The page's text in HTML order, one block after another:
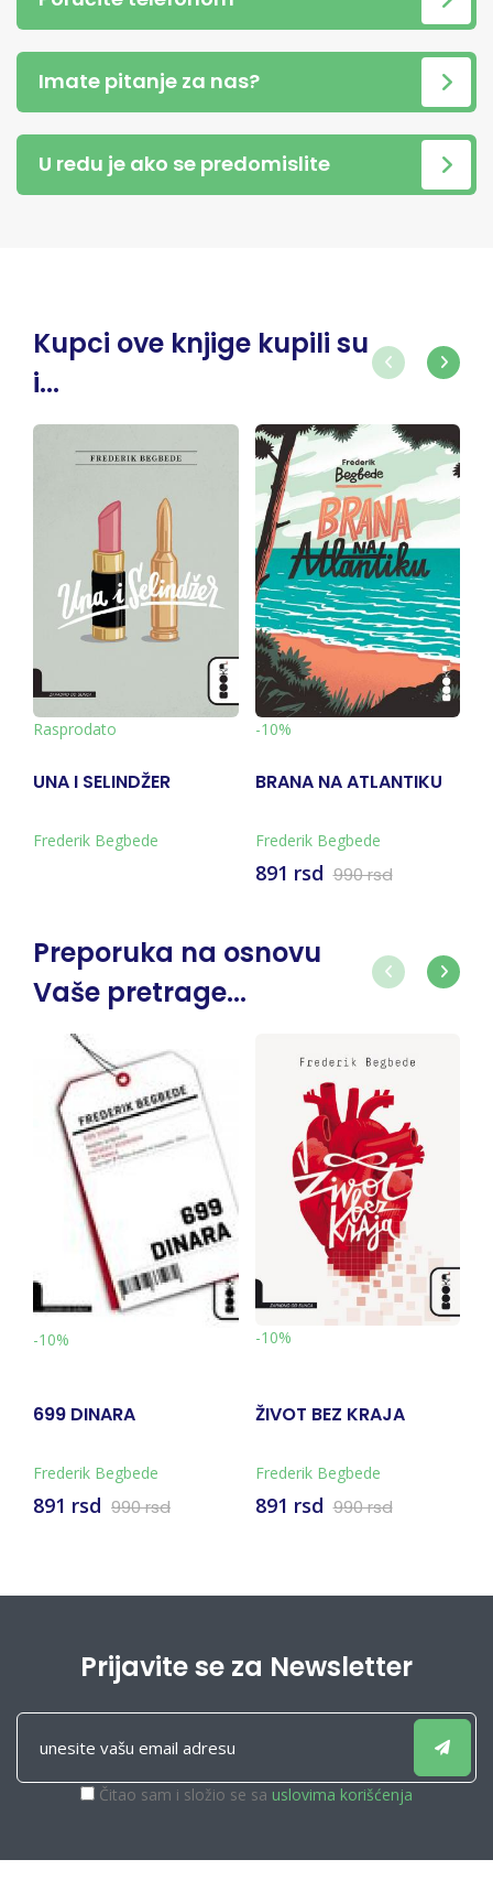
Imate pitanje za nas?
U redu je ako se predomislite
Kupci ove knjige kupili su
i...
-10%
BRANA NA ATLANTIKU
Frederik Begbede
Rasprodato
MUČNA LJUBAV
Elena Ferante
Preporuka na osnovu
Vaše pretrage...
-10%
ŽIVOT BEZ KRAJA
Frederik Begbede
891 rsd 990 rsd
PAROVI
1.617 rsd
Prijavite se za Newsletter
Čitao sam i složio se sa uslovima korišćenja